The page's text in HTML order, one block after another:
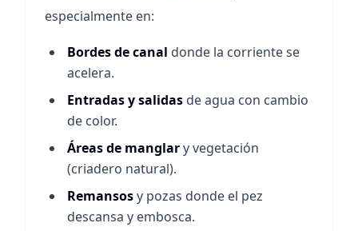
especialmente en:
Bordes de canal donde la corriente se
acelera.
Entradas y salidas de agua con cambio
de color.
Áreas de manglary vegetación
(criadero natural).
Remansosy pozas donde el pez
descansa y embosca.